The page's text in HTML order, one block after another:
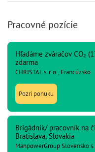
Pracovné pozície
Hľadáme zváračov CO₂
zdarma
CHRISTAL s. r. o., Francúzsko
Pozri ponuku
Brigádnik/ pracovník na
Bratislava, Slovakia
ManpowerGroup Slovensko